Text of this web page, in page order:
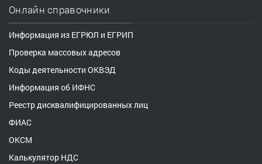
Онлайн справочники
Информация из ЕГРЮЛ и ЕГРИП
Проверка массовых адресов
Коды деятельности ОКВЭД
Информация об ИФНС
Реестр дисквалифицированных лиц
ФИАС
ОКСМ
Калькулятор НДС